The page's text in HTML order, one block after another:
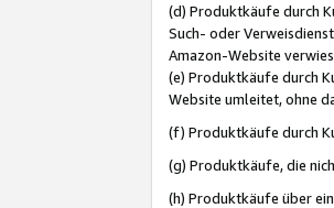
(d) Produktkäufe durch
Such- oder
Amazon-Website
(e) Produktkäufe durch
Website umleitet, ohne
(f) Produktkäufe durch
(g) Produktkäufe, die
(h) Produktkäufe über